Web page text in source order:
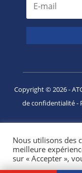
Copyright ©2026-
de confidentialité-
Nous utilisons des
meilleure
sur « Accepter »,